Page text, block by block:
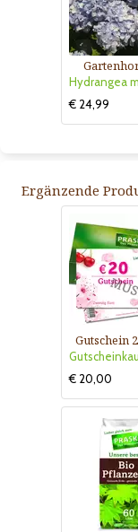
€ 24,99
Ergänzende
Gutschein
€ 20,00